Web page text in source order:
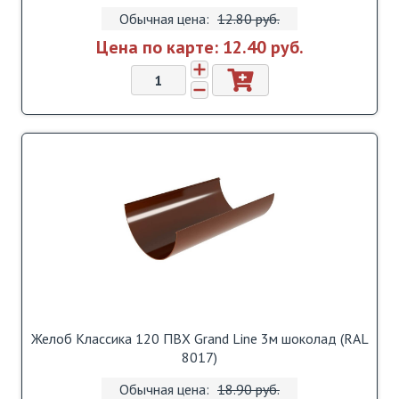
Обычная цена: 12.80 pуб.
Цена по карте: 12.40 pуб.
Желоб Классика 120 ПВХ Grand Line 3м шоколад (RAL
8017)
Обычная цена: 18.90 pуб.